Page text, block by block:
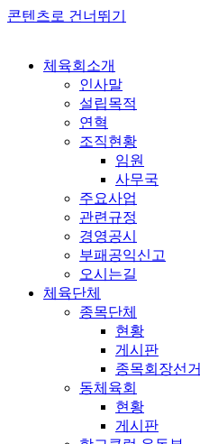
콘텐츠로 건너뛰기
체육회소개
인사말
설립목적
연혁
조직현황
임원
사무국
주요사업
관련규정
경영공시
부패공익신고
오시는길
체육단체
종목단체
현황
게시판
종목회장선거
동체육회
현황
게시판